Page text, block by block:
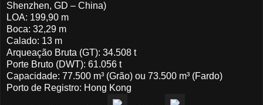
Shenzhen, GD – China)
LOA: 199,90 m
Boca: 32,29 m
Calado: 13 m
Arqueação Bruta (GT): 34.508 t
Porte Bruto (DWT): 61.056 t
Capacidade: 77.500 m³ (Grão) ou 73.500 m³ (Fardo)
Porto de Registro: Hong Kong